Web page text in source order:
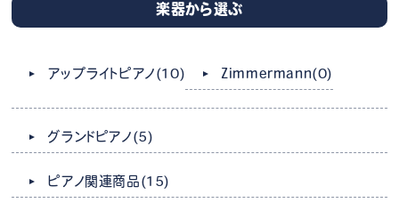
楽器から選ぶ
アップライトピアノ (10) Zimmermann(0)
グランドピアノ (5)
ピアノ関連商品 (15)